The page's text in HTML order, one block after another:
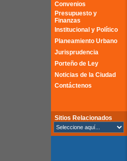
Convenios
Presupuesto y
Finanzas
Institucional y Político
Planeamiento Urbano
Jurisprudencia
Porteño de Ley
Noticias de la Ciudad
Contáctenos
Sitios Relacionados